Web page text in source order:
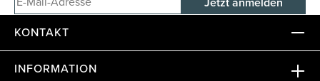
E-Mail-Adresse
KONTAKT
INFORMATION